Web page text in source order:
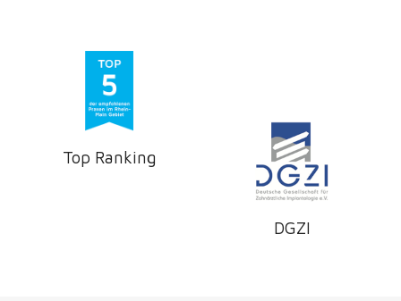
Top Ranking
DGZI